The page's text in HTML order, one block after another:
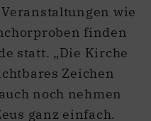
wie
finden
statt. „Die Kirche
Zeichen
noch nehmen
ganz einfach.